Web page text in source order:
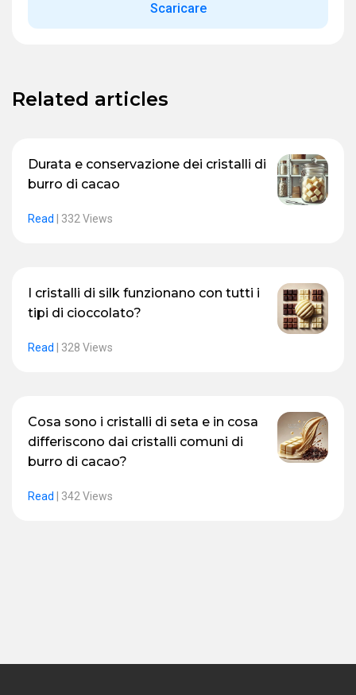
Scaricare
Related articles
Durata e conservazione dei cristalli di
burro di cacao
Read 332 Views
I cristalli di silk funzionano con tutti i
tipi di cioccolato?
Read 328 Views
Cosa sono i cristalli di seta e in cosa
differiscono dai cristalli comuni di
burro di cacao?
Read 342 Views